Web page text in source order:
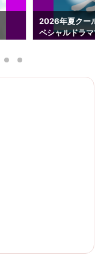
2026年夏クー
ペシャルドラ